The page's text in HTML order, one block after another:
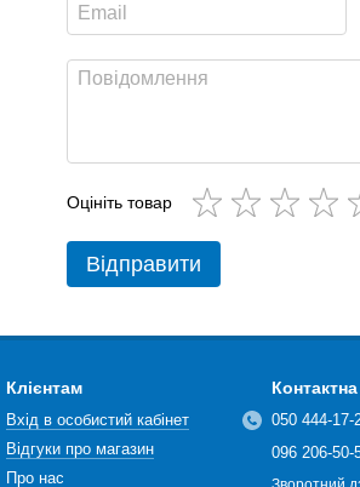
Оцініть товар
Відправити
Клієнтам
Вхід в особистий кабінет
Відгуки про магазин
Про нас
050 444-17-
096 206-50-